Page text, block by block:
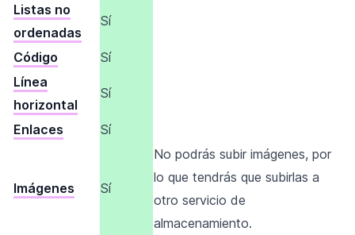
Listas no
ordenadas
Sí
Código
Sí
Línea
horizontal
Sí
Enlaces Sí
Imágenes Sí
No podrás subir imágenes, por
lo que tendrás que subirlas a
otro servicio de
almacenamiento.